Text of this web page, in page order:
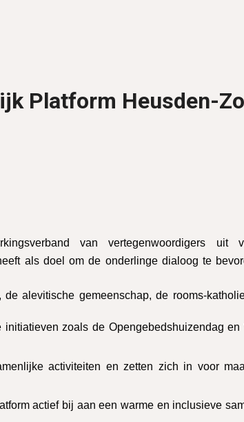
Platform Heusden-
van vertegenwoordigers uit
als doel om de onderlinge dialoog te
alevitische gemeenschap, de rooms-
zoals de Opengebedshuizendag
activiteiten en zetten zich in voor
actief bij aan een warme en inclusieve